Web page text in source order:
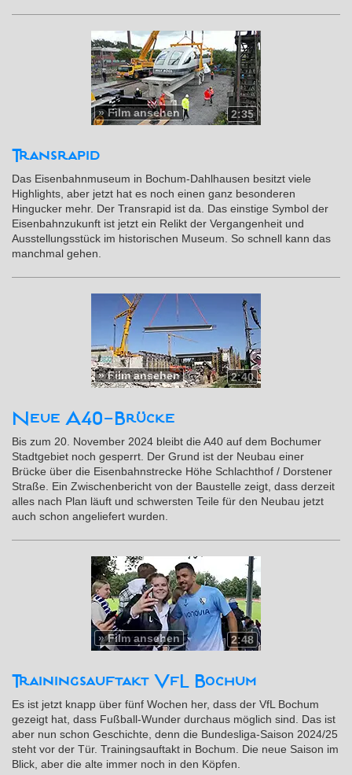
2:35
»Film ansehen
Transrapid
Das Eisenbahnmuseum in Bochum-Dahlhausen besitzt viele
Highlights, aber jetzt hat es noch einen ganz besonderen
Hingucker mehr. Der Transrapid ist da. Das einstige Symbol der
Eisenbahnzukunft ist jetzt ein Relikt der Vergangenheit und
Ausstellungsstück im historischen Museum. So schnell kann das
manchmal gehen.
2:40
»Film ansehen
Neue A40-Brücke
Bis zum 20. November 2024 bleibt die A40 auf dem Bochumer
Stadtgebiet noch gesperrt. Der Grund ist der Neubau einer
Brücke über die Eisenbahnstrecke Höhe Schlachthof / Dorstener
Straße. Ein Zwischenbericht von der Baustelle zeigt, dass derzeit
alles nach Plan läuft und schwersten Teile für den Neubau jetzt
auch schon angeliefert wurden.
2:48
»Film ansehen
Trainingsauftakt VfL Bochum
Es ist jetzt knapp über fünf Wochen her, dass der VfL Bochum
gezeigt hat, dass Fußball-Wunder durchaus möglich sind. Das ist
aber nun schon Geschichte, denn die Bundesliga-Saison 2024/25
steht vor der Tür. Trainingsauftakt in Bochum. Die neue Saison im
Blick, aber die alte immer noch in den Köpfen.